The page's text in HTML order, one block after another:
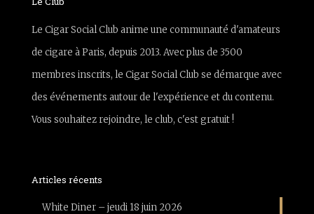
Le Cigar Social Club anime une communauté d'amateurs
de cigare à Paris, depuis 2013. Avec plus de 3500
membres inscrits, le Cigar Social Club se démarque avec
des événements autour de l'expérience et du contenu.
Vous souhaitez rejoindre, le club, c'est gratuit !
Articles récents
White Diner – jeudi 18 juin 2026